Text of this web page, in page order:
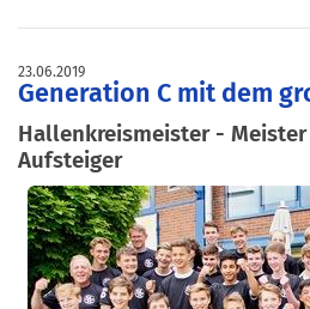
23.06.2019
Generation C mit dem
Hallenkreismeister -
Aufsteiger